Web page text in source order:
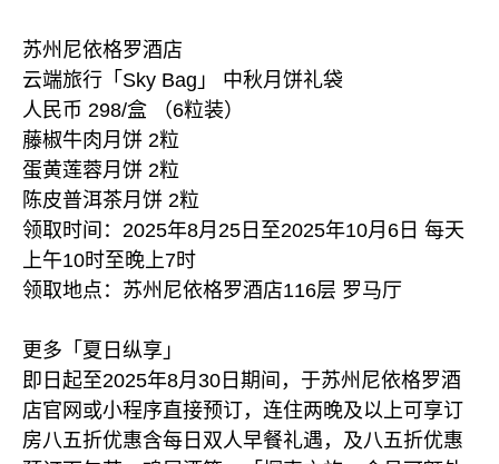
苏州尼依格罗酒店
云端旅行「Sky Bag」 中秋月饼礼袋
人民币 298/盒 （6粒装）
藤椒牛肉月饼 2粒
蛋黄莲蓉月饼 2粒
陈皮普洱茶月饼 2粒
领取时间：2025年8月25日至2025年10月6日 每天
上午10时至晚上7时
领取地点：苏州尼依格罗酒店116层 罗马厅
更多「夏日纵享」
即日起至2025年8月30日期间，于苏州尼依格罗酒
店官网或小程序直接预订，连住两晚及以上可享订
房八五折优惠含每日双人早餐礼遇，及八五折优惠